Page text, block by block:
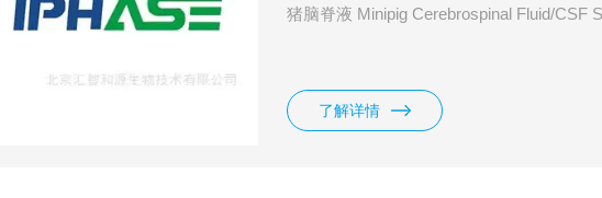
猪脑脊液 Minipig Cerebrospinal Fluid/CSF
了解详情